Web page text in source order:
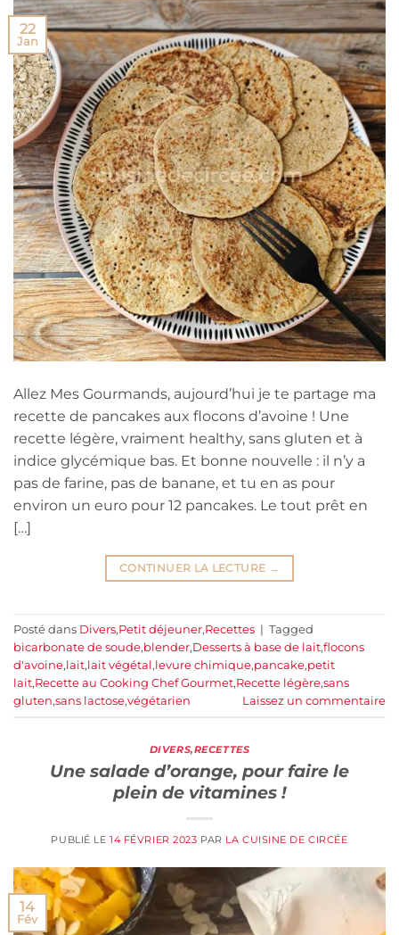
22
Jan
Allez Mes Gourmands, aujourd’hui je te partage ma
recette de pancakes aux flocons d’avoine ! Une
recette légère, vraiment healthy, sans gluten et à
indice glycémique bas. Et bonne nouvelle : il n’y a
pas de farine, pas de banane, et tu en as pour
environ un euro pour 12 pancakes. Le tout prêt en
[…]
CONTINUER LA LECTURE →
Posté dans Divers,Petit déjeuner,Recettes | Tagged
bicarbonate de soude,blender,Desserts à base de lait,flocons
d'avoine,lait,lait végétal ,levure chimique,pancake,petit
lait,Recette au Cooking Chef Gourmet,Recette légère,sans
gluten,sans lactose,végétarien Laissez un commentaire
DIVERS,RECETTES
Une salade d’orange, pour faire le
plein de vitamines !
PUBLIÉ LE14 FÉVRIER 2023 PAR LA CUISINE DE CIRCÉE
14
Fév